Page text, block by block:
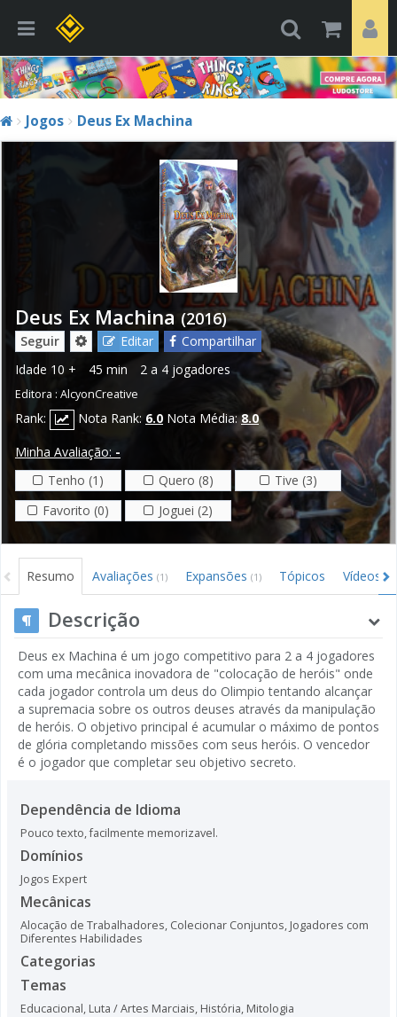
Jogos Deus Ex Machina
Deus Ex Machina (2016)
Seguir Editar
Compartilhar
Idade 10 + 45 min 2 a 4 jogadores
Editora : AlcyonCreative
Rank: Nota Rank: 6.0 Nota Média:8.0
Minha Avaliação: -
Tenho (1)
Quero (8)
Tive (3)
Favorito (0)
Joguei (2)
Resumo Avaliações (1) Expansões (1) Tópicos Vídeos
Descrição
Deus ex Machina é um jogo competitivo para 2 a 4 jogadores
com uma mecânica inovadora de "colocação de heróis" onde
cada jogador controla um deus do Olimpio tentando alcançar
a supremacia sobre os outros deuses através da manipulação
de heróis. O objetivo principal é acumular o máximo de pontos
de glória completando missões com seus heróis. O vencedor
é o jogador que completar seu objetivo secreto.
Dependência de Idioma
Pouco texto, facilmente memorizavel.
Domínios
Jogos Expert
Mecânicas
Alocação de Trabalhadores, Colecionar Conjuntos, Jogadores com
Diferentes Habilidades
Categorias
Temas
Educacional, Luta / Artes Marciais, História, Mitologia